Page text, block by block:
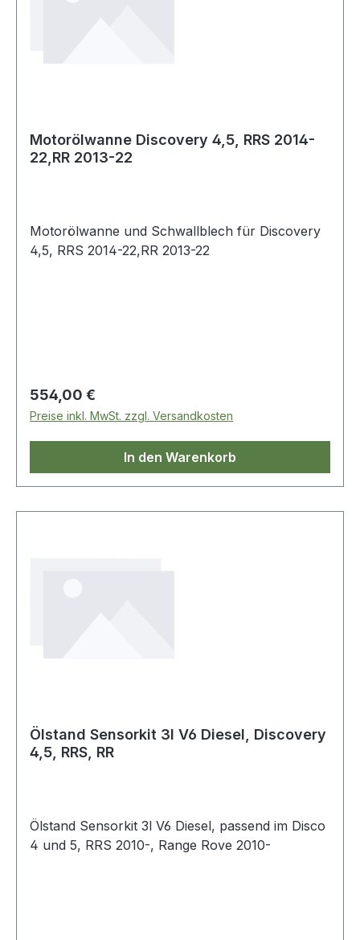
Motorölwanne Discovery 4,5, RRS 2014-
22,RR 2013-22
Motorölwanne und Schwallblech für Discovery
4,5, RRS 2014-22,RR 2013-22
Regulärer Preis:
554,00 €
Preise inkl. MwSt. zzgl. Versandkosten
In den Warenkorb
Ölstand Sensorkit 3l V6 Diesel, Discovery
4,5, RRS, RR
Ölstand Sensorkit 3l V6 Diesel, passend im Disco
4 und 5, RRS 2010-, Range Rove 2010-